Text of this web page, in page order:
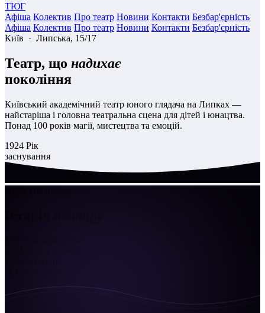
ТЮГ
Афіша Колектив Про театр Новини Контакти Безбар'єрність
Афіша Колектив Про театр Новини Контакти Безбар'єрність
Київ · Липська, 15/17
Театр, що надихає
покоління
Київський академічний театр юного глядача на Липках —
найстаріша і головна театральна сцена для дітей і юнацтва.
Понад 100 років магії, мистецтва та емоцій.
1924 Рік
заснування